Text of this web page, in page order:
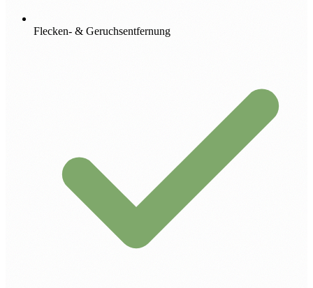
Flecken- & Geruchsentfernung